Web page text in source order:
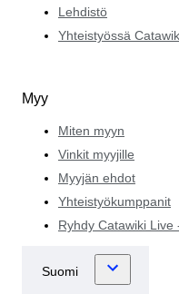
Lehdistö
Yhteistyössä
Myy
Miten myyn
Vinkit myyjille
Myyjän ehdot
Yhteistyökumppanit
Ryhdy Catawiki Live